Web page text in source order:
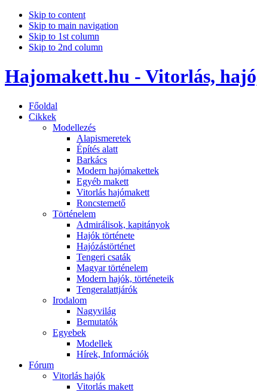
Skip to content
Skip to main navigation
Skip to 1st column
Skip to 2nd column
Hajomakett.hu - Vitorlás,
Főoldal
Cikkek
Modellezés
Alapismeretek
Építés alatt
Barkács
Modern hajómakettek
Egyéb makett
Vitorlás hajómakett
Roncstemető
Történelem
Admirálisok, kapitányok
Hajók története
Hajózástörténet
Tengeri csaták
Magyar történelem
Modern hajók, történeteik
Tengeralattjárók
Irodalom
Nagyvilág
Bemutatók
Egyebek
Modellek
Hírek, Információk
Fórum
Vitorlás hajók
Vitorlás makett